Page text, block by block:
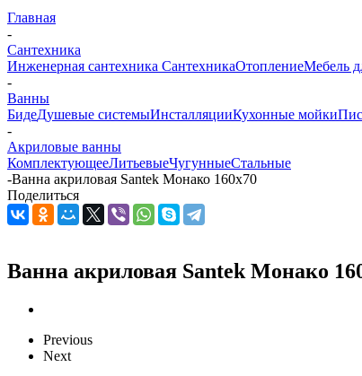
Главная
-
Сантехника
Инженерная сантехника СантехникаОтоплениеМебель
-
Ванны
БидеДушевые системыИнсталляцииКухонные мойки
-
Акриловые ванны
КомплектующееЛитьевыеЧугунныеСтальные
-Ванна акриловая Santek Монако 160х70
Поделиться
Ванна акриловая Santek Монако
Previous
Next